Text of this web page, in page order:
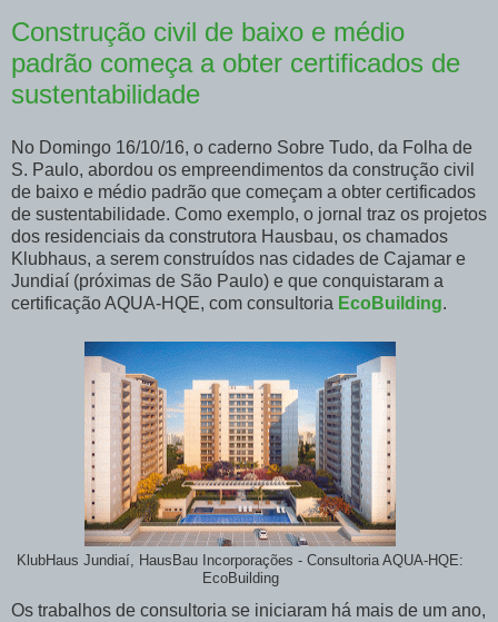
Construção civil de baixo e médio
padrão começa a obter certificados de
sustentabilidade
No Domingo 16/10/16, o caderno Sobre Tudo, da Folha de
S. Paulo, abordou os empreendimentos da construção civil
de baixo e médio padrão que começam a obter certificados
de sustentabilidade. Como exemplo, o jornal traz os projetos
dos residenciais da construtora Hausbau, os chamados
Klubhaus, a serem construídos nas cidades de Cajamar e
Jundiaí (próximas de São Paulo) e que conquistaram a
certificação AQUA-HQE, com consultoria EcoBuilding.
KlubHaus Jundiaí, HausBau Incorporações - Consultoria AQUA-HQE:
EcoBuilding
Os trabalhos de consultoria se iniciaram há mais de um ano,